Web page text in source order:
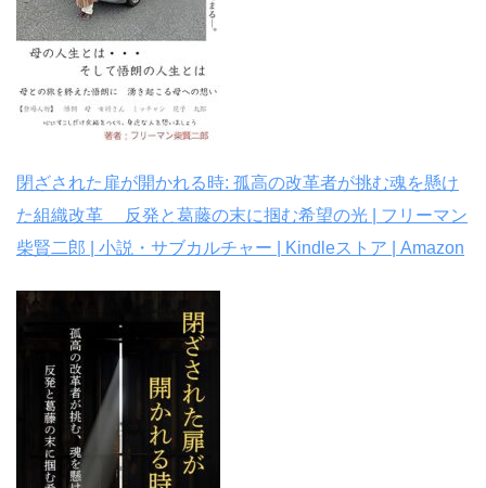
閉ざされた扉が開かれる時: 孤高の改革者が挑む魂を懸け
た組織改革 反発と葛藤の末に掴む希望の光 | フリーマン
柴賢二郎 | 小説・サブカルチャー | Kindleストア | Amazon